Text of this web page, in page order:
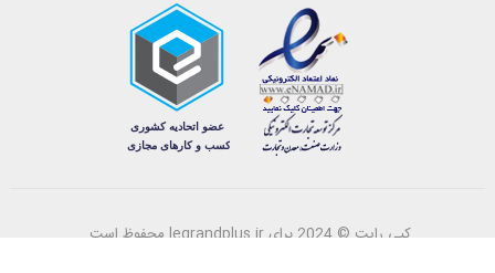
کپی رایت © 2024 برای legrandplus.ir محفوظ است.